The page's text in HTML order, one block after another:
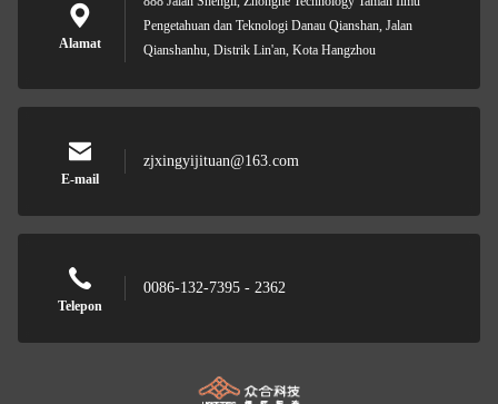
Alamat
Pengetahuan dan Teknologi Danau Qianshan, Jalan
Qianshanhu, Distrik Lin'an, Kota Hangzhou
E-mail
zjxingyijituan@163.com
Telepon
0086-132-7395 - 2362